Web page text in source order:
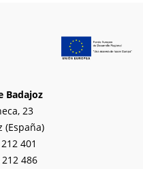
Badajoz
23
(España)
401
212 486